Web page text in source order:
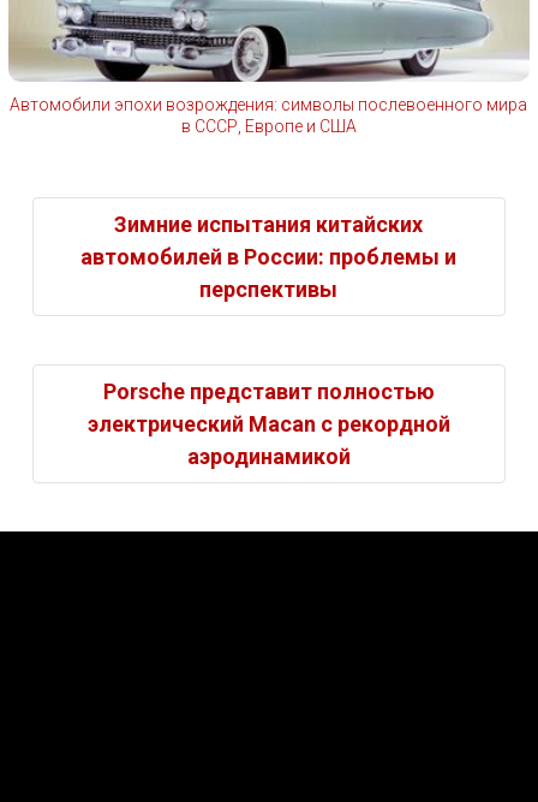
Автомобили эпохи возрождения: символы послевоенного мира
в СССР, Европе и США
Зимние испытания китайских
автомобилей в России: проблемы и
перспективы
Porsche представит полностью
электрический Macan с рекордной
аэродинамикой